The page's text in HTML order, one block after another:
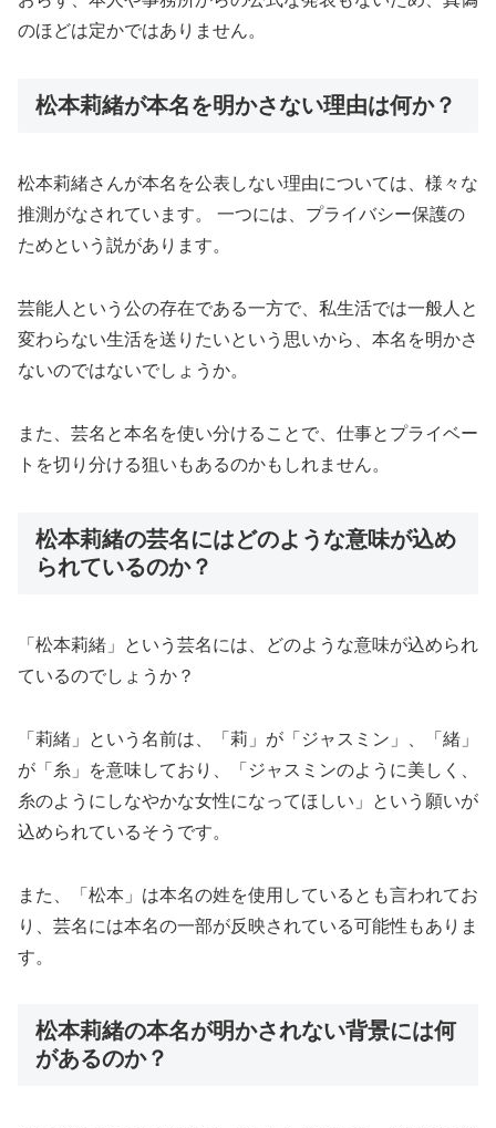
のほどは定かではありません。
松本莉緒が本名を明かさない理由は何か？
松本莉緒さんが本名を公表しない理由については、様々な
推測がなされています。 一つには、プライバシー保護の
ためという説があります。
芸能人という公の存在である一方で、私生活では一般人と
変わらない生活を送りたいという思いから、本名を明かさ
ないのではないでしょうか。
また、芸名と本名を使い分けることで、仕事とプライベー
トを切り分ける狙いもあるのかもしれません。
松本莉緒の芸名にはどのような意味が込め
られているのか？
「松本莉緒」という芸名には、どのような意味が込められ
ているのでしょうか？
「莉緒」という名前は、「莉」が「ジャスミン」、「緒」
が「糸」を意味しており、「ジャスミンのように美しく、
糸のようにしなやかな女性になってほしい」という願いが
込められているそうです。
また、「松本」は本名の姓を使用しているとも言われてお
り、芸名には本名の一部が反映されている可能性もありま
す。
松本莉緒の本名が明かされない背景には何
があるのか？